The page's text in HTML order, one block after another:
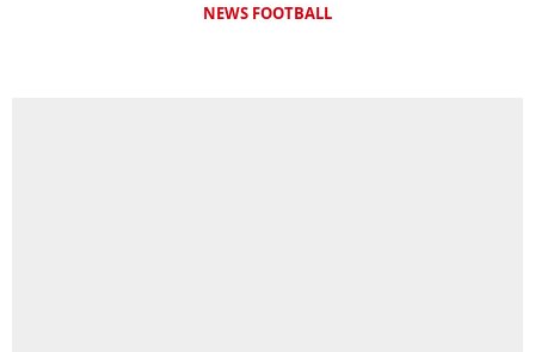
NEWS FOOTBALL